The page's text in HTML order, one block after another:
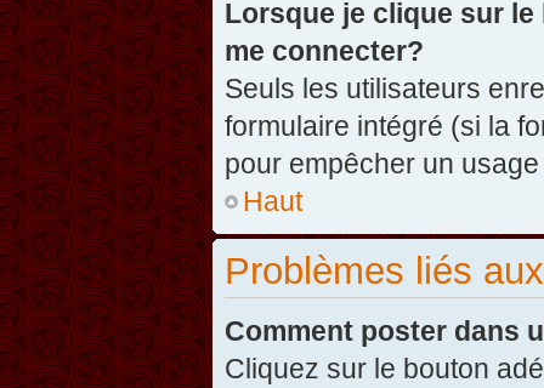
Lorsque je clique sur
me connecter?
Seuls les utilisateurs
formulaire intégré (si la
pour empêcher un
Haut
Problèmes liés
Comment poster dans
Cliquez sur le bouton